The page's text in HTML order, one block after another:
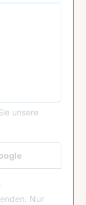
unsere
Anmeldung
Nur